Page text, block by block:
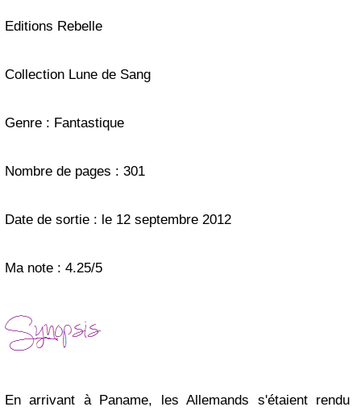
Editions Rebelle
Collection Lune de Sang
Genre : Fantastique
Nombre de pages : 301
Date de sortie : le 12 septembre 2012
Ma note : 4.25/5
En arrivant à Paname, les Allemands s'étaient rendu